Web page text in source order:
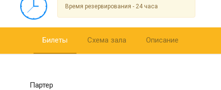
Время резервирования - 24 часа
Билеты Схема зала Описание
Партер